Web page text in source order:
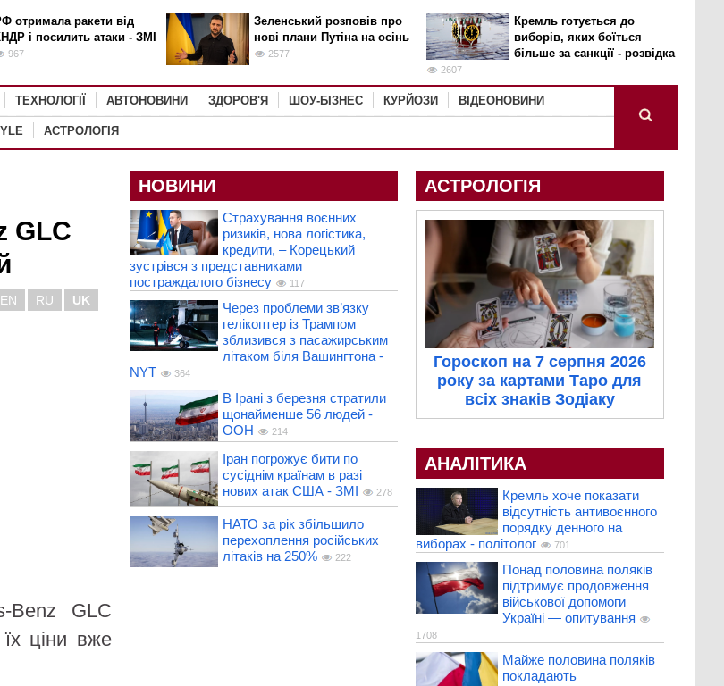
отримала ракети від
і посилить атаки - ЗМІ
967
Зеленський розповів про
нові плани Путіна на осінь
2577
Кремль готується до
виборів, яких боїться
більше за санкції - розвідка
2607
ТЕХНОЛОГІЇ АВТОНОВИНИ ЗДОРОВ'Я ШОУ-БІЗНЕС КУРЙОЗИ ВІДЕОНОВИНИ
АСТРОЛОГІЯ
GLC
EN RU UK
Benz GLC
ціни вже
НОВИНИ
Страхування воєнних
ризиків, нова логістика,
кредити, – Корецький
зустрівся з представниками
постраждалого бізнесу
117
Через проблеми зв’язку
гелікоптер із Трампом
зблизився з пасажирським
літаком біля Вашингтона -
NYT
364
В Ірані з березня стратили
щонайменше 56 людей -
ООН
214
Іран погрожує бити по
сусіднім країнам в разі
нових атак США - ЗМІ
278
НАТО за рік збільшило
перехоплення російських
літаків на 250%
222
АСТРОЛОГІЯ
Гороскоп на 7 серпня 2026
року за картами Таро для
всіх знаків Зодіаку
АНАЛІТИКА
Кремль хоче показати
відсутність антивоєнного
порядку денного на
виборах - політолог
701
Понад половина поляків
підтримує продовження
військової допомоги
Україні — опитування
1708
Майже половина поляків
покладають